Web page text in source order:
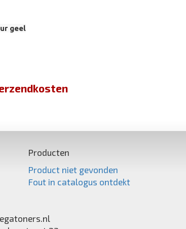
geel
Producten
Product niet gevonden
Fout in catalogus ontdekt